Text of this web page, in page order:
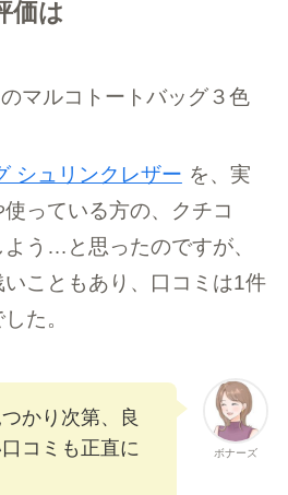
価は
シュリンクレザー を、実
っている方の、クチコ
う…と思ったのですが、
いこともあり、口コミは1件
た。
ボナーズ
かり次第、良
コミも正直に